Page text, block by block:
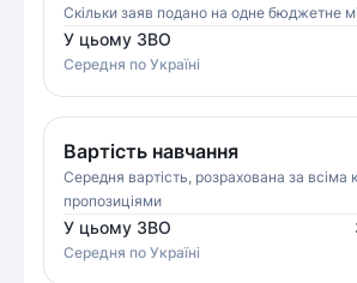
Скільки заяв подано на одне бюджетне
У цьому ЗВО
Середня по Україні
Вартість навчання
Середня вартість, розрахована за всіма
пропозиціями
У цьому ЗВО
Середня по Україні